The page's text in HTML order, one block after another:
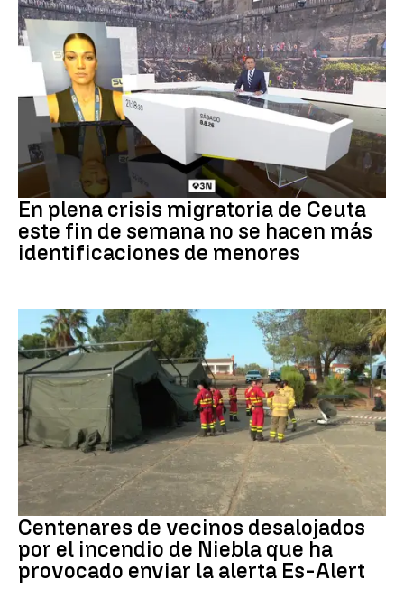
Crisis en Ceuta
En plena crisis migratoria de Ceuta
este fin de semana no se hacen más
identificaciones de menores
Incendio
Centenares de vecinos desalojados
por el incendio de Niebla que ha
provocado enviar la alerta Es-Alert